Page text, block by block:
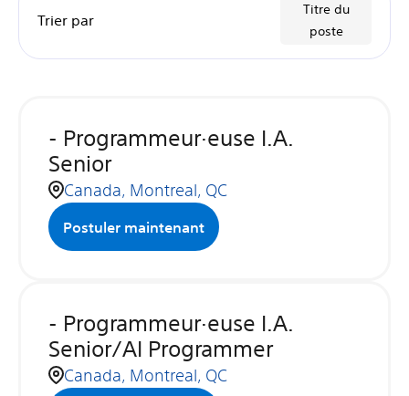
Trier par
Titre du
poste
- Programmeur·euse I.A.
Senior
Canada, Montreal, QC
Postuler maintenant
- Programmeur·euse I.A.
Senior/AI Programmer
Canada, Montreal, QC